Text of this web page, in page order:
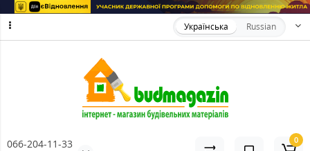
Українська Russian
066-204-11-33
0